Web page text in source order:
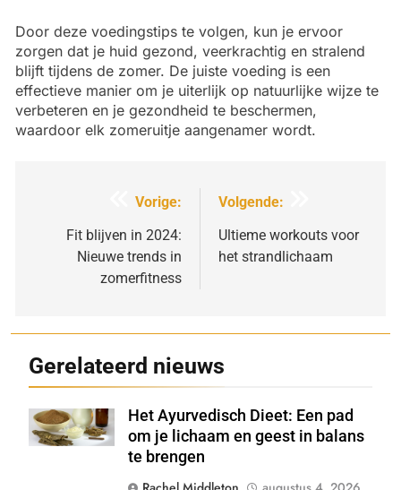
Door deze voedingstips te volgen, kun je ervoor
zorgen dat je huid gezond, veerkrachtig en stralend
blijft tijdens de zomer. De juiste voeding is een
effectieve manier om je uiterlijk op natuurlijke wijze te
verbeteren en je gezondheid te beschermen,
waardoor elk zomeruitje aangenamer wordt.
navigatie
Vorige:
Fit blijven in 2024:
Nieuwe trends in
zomerfitness
Volgende:
Ultieme workouts voor
het strandlichaam
Gerelateerd nieuws
Shutterstock
Het Ayurvedisch Dieet: Een pad
om je lichaam en geest in balans
te brengen